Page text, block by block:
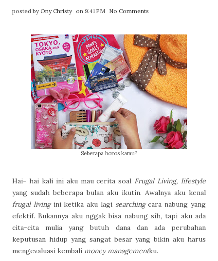
posted byOny Christy on 9:41 PM No Comments
Seberapa boros kamu?
Hai- hai kali ini aku mau cerita soal Frugal Living, lifestyle
yang sudah beberapa bulan aku ikutin. Awalnya aku kenal
frugal living ini ketika aku lagi searchingcara nabung yang
efektif. Bukannya aku nggak bisa nabung sih, tapi aku ada
cita-cita mulia yang butuh dana dan ada perubahan
keputusan hidup yang sangat besar yang bikin aku harus
mengevaluasi kembali money managementku.